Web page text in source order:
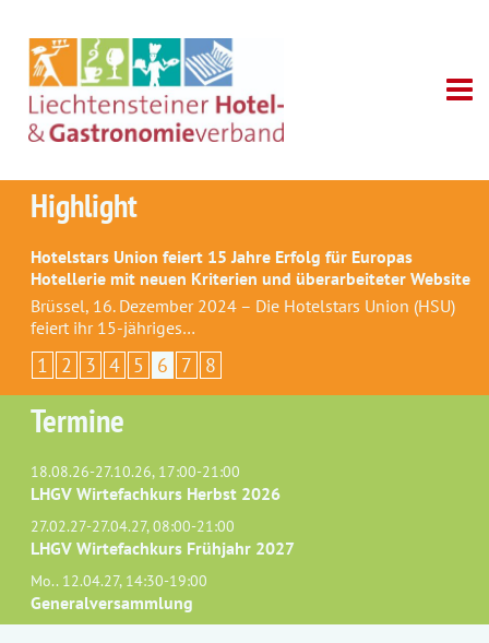
Highlight
Hotelstars Union feiert 15 Jahre Erfolg für Europas
Hotellerie mit neuen Kriterien und überarbeiteter Website
Brüssel, 16. Dezember 2024 – Die Hotelstars Union (HSU)
feiert ihr 15-jähriges…
1 2 3 4 5 6 7 8
Termine
18.08.26-27.10.26, 17:00-21:00
LHGV Wirtefachkurs Herbst 2026
27.02.27-27.04.27, 08:00-21:00
LHGV Wirtefachkurs Frühjahr 2027
Mo.. 12.04.27, 14:30-19:00
Generalversammlung